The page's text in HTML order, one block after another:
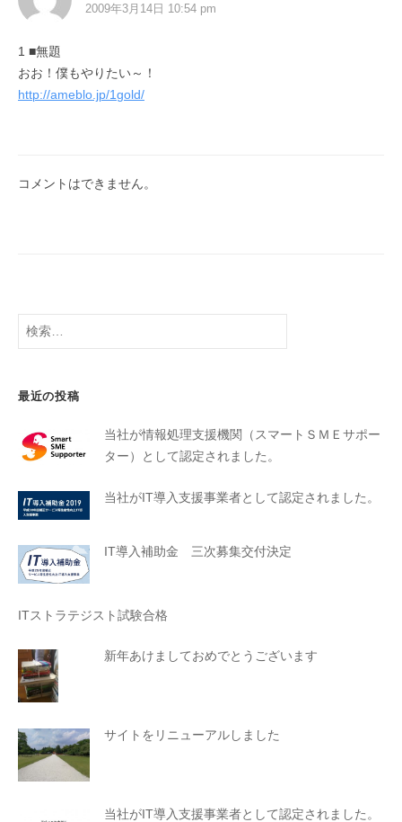
2009年3月14日 10:54 pm
1 ■無題
おお！僕もやりたい～！
http://ameblo.jp/1gold/
コメントはできません。
最近の投稿
当社が情報処理支援機関（スマートＳＭＥサポー
ター）として認定されました。
当社がIT導入支援事業者として認定されました。
IT導入補助金 三次募集交付決定
ITストラテジスト試験合格
新年あけましておめでとうございます
サイトをリニューアルしました
当社がIT導入支援事業者として認定されました。